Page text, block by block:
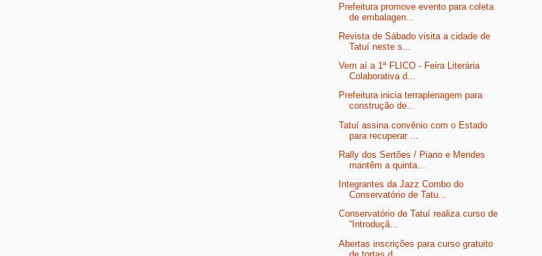
Prefeitura promove evento para coleta
de embalagen...
Revista de Sábado visita a cidade de
Tatuí neste s...
Vem aí a 1ª FLICO - Feira Literária
Colaborativa d...
Prefeitura inicia terraplenagem para
construção de...
Tatuí assina convênio com o Estado
para recuperar ...
Rally dos Sertões / Piano e Mendes
mantêm a quinta...
Integrantes da Jazz Combo do
Conservatório de Tatu...
Conservatório de Tatuí realiza curso de
“Introduçã...
Abertas inscrições para curso gratuito